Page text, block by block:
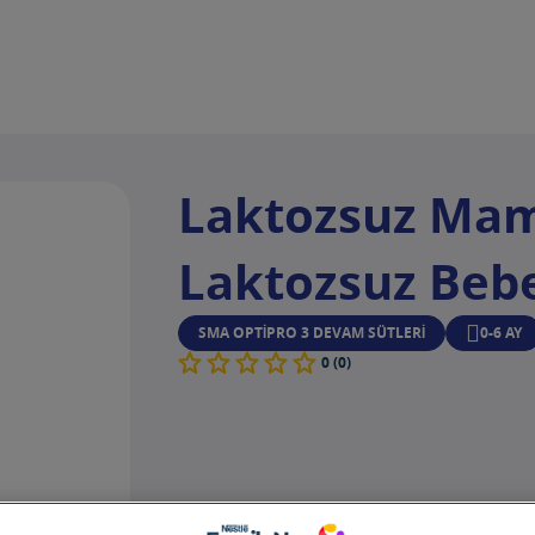
Laktozsuz
Laktozsuz
SMA OPTIPRO 3 DEVAM SÜTLERI
0-6 AY
0 (0)